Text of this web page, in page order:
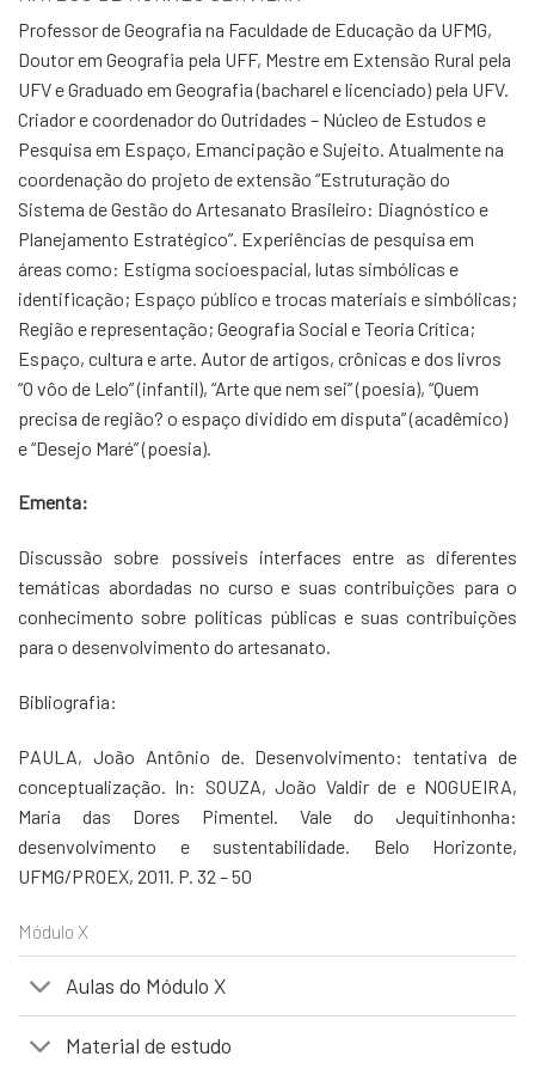
Professor de Geografia na Faculdade de Educação da UFMG,
Doutor em Geografia pela UFF, Mestre em Extensão Rural pela
UFV e Graduado em Geografia (bacharel e licenciado) pela UFV.
Criador e coordenador do Outridades – Núcleo de Estudos e
Pesquisa em Espaço, Emancipação e Sujeito. Atualmente na
coordenação do projeto de extensão “Estruturação do
Sistema de Gestão do Artesanato Brasileiro: Diagnóstico e
Planejamento Estratégico”. Experiências de pesquisa em
áreas como: Estigma socioespacial, lutas simbólicas e
identificação; Espaço público e trocas materiais e simbólicas;
Região e representação; Geografia Social e Teoria Crítica;
Espaço, cultura e arte. Autor de artigos, crônicas e dos livros
“O vôo de Lelo” (infantil), “Arte que nem sei” (poesia), “Quem
precisa de região? o espaço dividido em disputa” (acadêmico)
e “Desejo Maré” (poesia).
Ementa:
Discussão sobre possíveis interfaces entre as diferentes
temáticas abordadas no curso e suas contribuições para o
conhecimento sobre políticas públicas e suas contribuições
para o desenvolvimento do artesanato.
Bibliografia:
PAULA, João Antônio de. Desenvolvimento: tentativa de
conceptualização. In: SOUZA, João Valdir de e NOGUEIRA,
Maria das Dores Pimentel. Vale do Jequitinhonha:
desenvolvimento e sustentabilidade. Belo Horizonte,
UFMG/PROEX, 2011. P. 32 – 50
Módulo X
Aulas do Módulo X
Material de estudo